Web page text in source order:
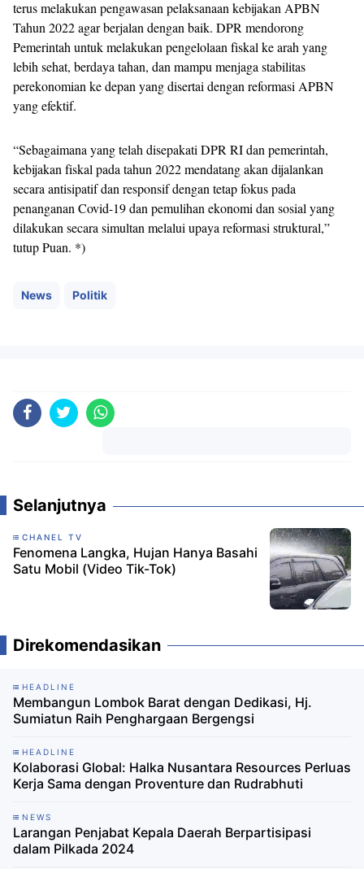
terus melakukan pengawasan pelaksanaan kebijakan APBN
Tahun 2022 agar berjalan dengan baik. DPR mendorong
Pemerintah untuk melakukan pengelolaan fiskal ke arah yang
lebih sehat, berdaya tahan, dan mampu menjaga stabilitas
perekonomian ke depan yang disertai dengan reformasi APBN
yang efektif.
“Sebagaimana yang telah disepakati DPR RI dan pemerintah,
kebijakan fiskal pada tahun 2022 mendatang akan dijalankan
secara antisipatif dan responsif dengan tetap fokus pada
penanganan Covid-19 dan pemulihan ekonomi dan sosial yang
dilakukan secara simultan melalui upaya reformasi struktural,”
tutup Puan. *)
News Politik
Selanjutnya
CHANEL TV
Fenomena Langka, Hujan Hanya Basahi
Satu Mobil (Video Tik-Tok)
Direkomendasikan
HEADLINE
Membangun Lombok Barat dengan Dedikasi, Hj.
Sumiatun Raih Penghargaan Bergengsi
HEADLINE
Kolaborasi Global: Halka Nusantara Resources Perluas
Kerja Sama dengan Proventure dan Rudrabhuti
NEWS
Larangan Penjabat Kepala Daerah Berpartisipasi
dalam Pilkada 2024